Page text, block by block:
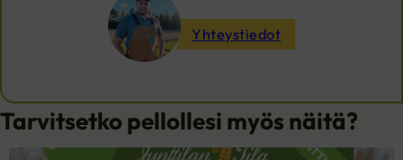
Yhteystiedot
Tarvitsetko pellollesi myös näitä?